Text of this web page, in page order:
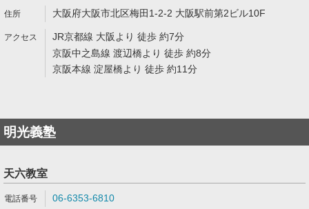
大阪府大阪市北区梅田1-2-2 大阪駅前第2ビル10F
JR京都線 大阪より 徒歩 約7分
京阪中之島線 渡辺橋より 徒歩 約8分
京阪本線 淀屋橋より 徒歩 約11分
明光義塾
天六教室
06-6353-6810